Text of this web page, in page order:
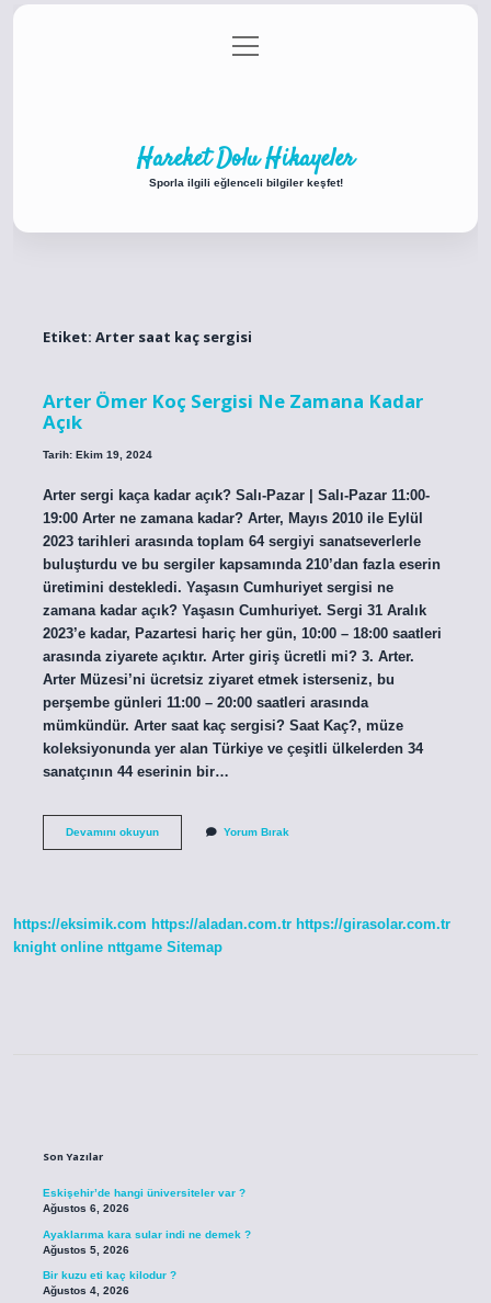
Gizlilik Politikası
menüyü
aç
Hareket Dolu Hikayeler
Sporla ilgili eğlenceli bilgiler keşfet!
Etiket: Arter saat kaç sergisi
Arter Ömer Koç Sergisi Ne Zamana Kadar
Açık
Tarih: Ekim 19, 2024
Arter sergi kaça kadar açık? Salı-Pazar | Salı-Pazar 11:00-
19:00 Arter ne zamana kadar? Arter, Mayıs 2010 ile Eylül
2023 tarihleri ​​arasında toplam 64 sergiyi sanatseverlerle
buluşturdu ve bu sergiler kapsamında 210’dan fazla eserin
üretimini destekledi. Yaşasın Cumhuriyet sergisi ne
zamana kadar açık? Yaşasın Cumhuriyet. Sergi 31 Aralık
2023’e kadar, Pazartesi hariç her gün, 10:00 – 18:00 saatleri
arasında ziyarete açıktır. Arter giriş ücretli mi? 3. Arter.
Arter Müzesi’ni ücretsiz ziyaret etmek isterseniz, bu
perşembe günleri 11:00 – 20:00 saatleri arasında
mümkündür. Arter saat kaç sergisi? Saat Kaç?, müze
koleksiyonunda yer alan Türkiye ve çeşitli ülkelerden 34
sanatçının 44 eserinin bir…
Devamını okuyunArter
Kadar
Yorum Bırak
https://eksimik.com https://aladan.com.tr https://girasolar.com.tr
knight online nttgame Sitemap
Son Yazılar
Eskişehir’de hangi üniversiteler var ?
Ağustos 6, 2026
Ayaklarıma kara sular indi ne demek ?
Ağustos 5, 2026
Bir kuzu eti kaç kilodur ?
Ağustos 4, 2026